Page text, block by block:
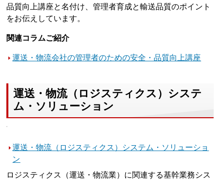
品質向上講座と名付け、管理者育成と輸送品質のポイント
をお伝えしています。
関連コラムご紹介
運送・物流会社の管理者のための安全・品質向上講座
運送・物流（ロジスティクス）システ
ム・ソリューション
運送・物流（ロジスティクス）システム・ソリューショ
ン
ロジスティクス（運送・物流業）に関連する基幹業務シス